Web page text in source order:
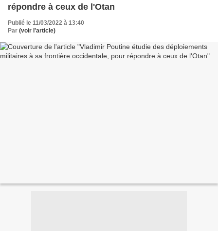
répondre à ceux de l'Otan
Publié le 11/03/2022 à 13:40
Par (voir l'article)